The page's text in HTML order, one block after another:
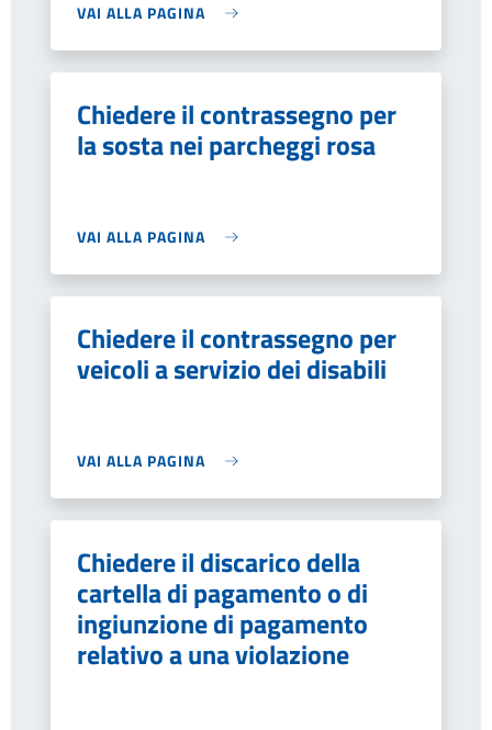
VAI ALLA PAGINA
Chiedere il contrassegno per
la sosta nei parcheggi rosa
VAI ALLA PAGINA
Chiedere il contrassegno per
veicoli a servizio dei disabili
VAI ALLA PAGINA
Chiedere il discarico della
cartella di pagamento o di
ingiunzione di pagamento
relativo a una violazione